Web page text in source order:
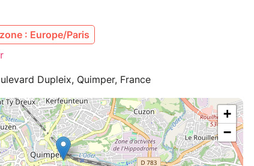
: Europe/Paris
Dupleix, Quimper, France
+
−